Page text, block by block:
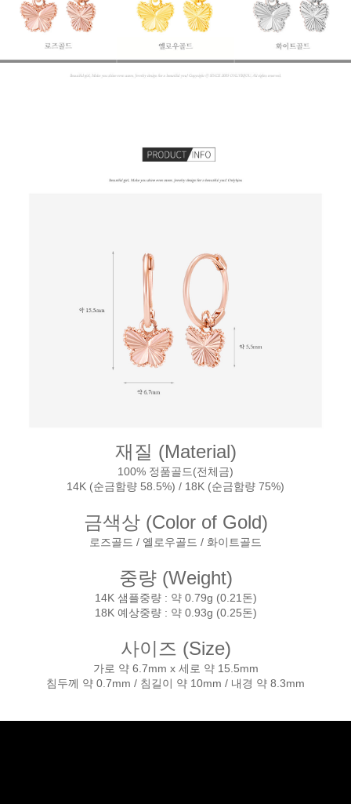
재질 (Material)
100% 정품골드(전체금)
14K (순금함량 58.5%) / 18K (순금함량 75%)
금색상 (Color of Gold)
로즈골드 / 옐로우골드 / 화이트골드
중량 (Weight)
14K 샘플중량 : 약 0.79g (0.21돈)
18K 예상중량 : 약 0.93g (0.25돈)
사이즈 (Size)
가로 약 6.7mm x 세로 약 15.5mm
침두께 약 0.7mm / 침길이 약 10mm / 내경 약 8.3mm